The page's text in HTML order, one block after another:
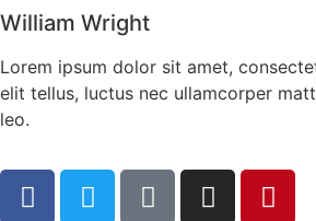
William Wright
Lorem ipsum dolor sit amet,
elit tellus, luctus nec ullamcorper
leo.